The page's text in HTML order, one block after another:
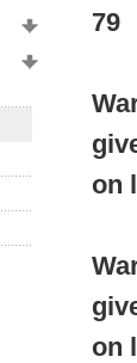
79
on
on